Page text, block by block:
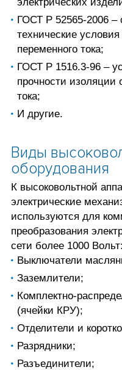
ГОСТ Р 52565-2006 –
технические
переменного тока;
ГОСТ Р 1516.3-96 –
прочности изоляции
тока;
И другие.
Виды
оборудования
К высоковольтной
электрические
используются для
преобразования
сети более 1000 Вольт:
Выключатели
Заземлители;
Комплектно-
(ячейки КРУ);
Отделители и
Разрядники;
Разъединители;